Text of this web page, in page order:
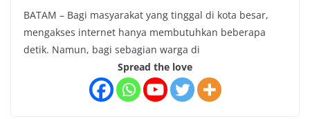
BATAM – Bagi masyarakat yang tinggal di kota besar,
mengakses internet hanya membutuhkan beberapa
detik. Namun, bagi sebagian warga di
Spread the love